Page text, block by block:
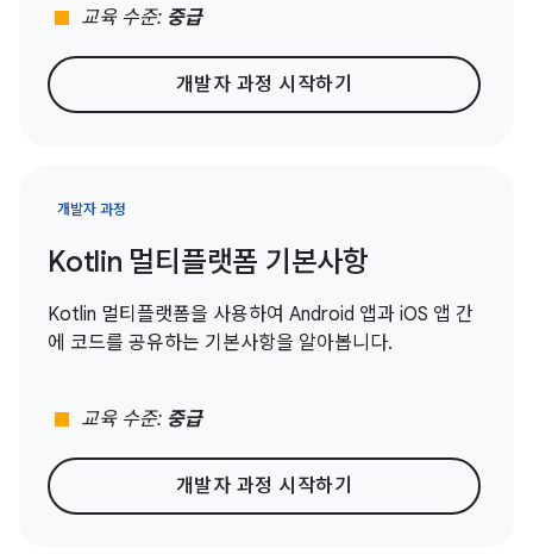
stop 교육 수준: 중급
개발자 과정 시작하기
개발자 과정
Kotlin 멀티플랫폼 기본사항
Kotlin 멀티플랫폼을 사용하여 Android 앱과 iOS 앱 간
에 코드를 공유하는 기본사항을 알아봅니다.
stop 교육 수준: 중급
개발자 과정 시작하기